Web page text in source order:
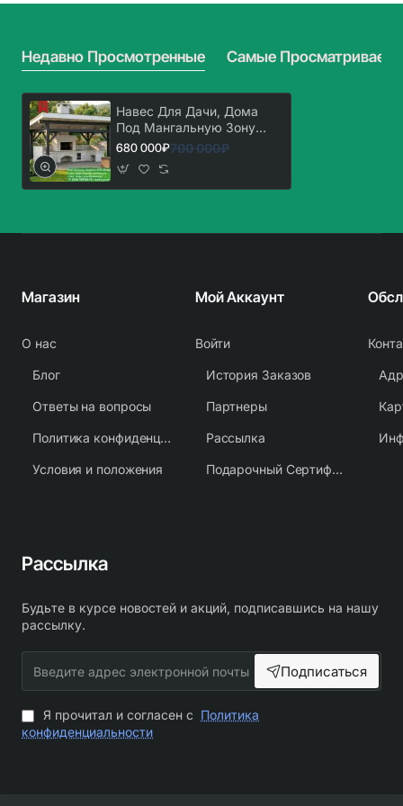
1
2
Недавно Просмотренные Самые
Навес Для Дачи, Дома
Под Мангальную Зону
Барбекю № 1
680 000₽700 000₽
Магазин
О нас
Блог
Ответы на вопросы
Политика конфиденциальности
Условия и положения
Мой Аккаунт
Войти
История Заказов
Партнеры
Рассылка
Подарочный Сертификат
Рассылка
Будьте в курсе новостей и акций, подписавшись на нашу
рассылку.
адрес
электронной
почты
Подписаться
Я прочитал и согласен с Политика
конфиденциальности